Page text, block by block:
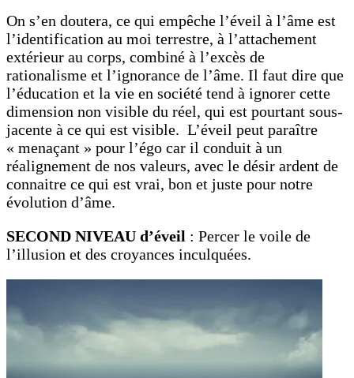
On s’en doutera, ce qui empêche l’éveil à l’âme est
l’identification au moi terrestre, à l’attachement
extérieur au corps, combiné à l’excès de
rationalisme et l’ignorance de l’âme. Il faut dire que
l’éducation et la vie en société tend à ignorer cette
dimension non visible du réel, qui est pourtant sous-
jacente à ce qui est visible. L’éveil peut paraître
« menaçant » pour l’égo car il conduit à un
réalignement de nos valeurs, avec le désir ardent de
connaitre ce qui est vrai, bon et juste pour notre
évolution d’âme.
SECOND NIVEAU d’éveil : Percer le voile de
l’illusion et des croyances inculquées.